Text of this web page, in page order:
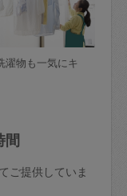
濯物も一気にキ
間
ご提供していま